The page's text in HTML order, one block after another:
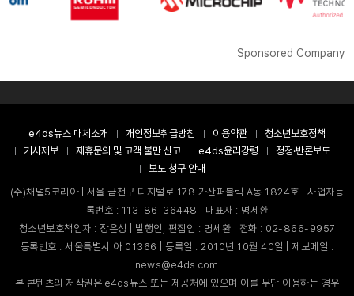
Sponsored Company
e4ds뉴스 매체소개 개인정보취급방침 이용약관
청소년보호정책
기사제보
제휴문의 및 고객 불만 신고 e4ds윤리강령
정정·반론보도
보도 청구 안내
(주)채널5코리아 | 서울 금천구 디지털로 178 가산퍼블릭 A동 1824호 | 사업자등
록번호 : 113-86-36448 | 대표자 : 명세환
청소년보호책임자 : 장은성 | 발행인, 편집인 : 명세환 | 전화 : 02-866-9957
등록번호 : 서울특별시 아 01366 | 등록일 : 2010년 10월 40일 | 제보메일 :
news@e4ds.com
본 콘텐츠의 저작권은 e4ds뉴스 또는 제공처에 있으며 이를 무단 이용하는 경우